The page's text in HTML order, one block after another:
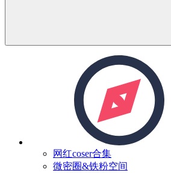
网红coser合集
微密圈&铁粉空间